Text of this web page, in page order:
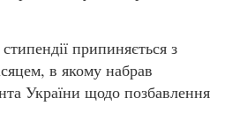
припиняється з
в якому набрав
України щодо позбавлення